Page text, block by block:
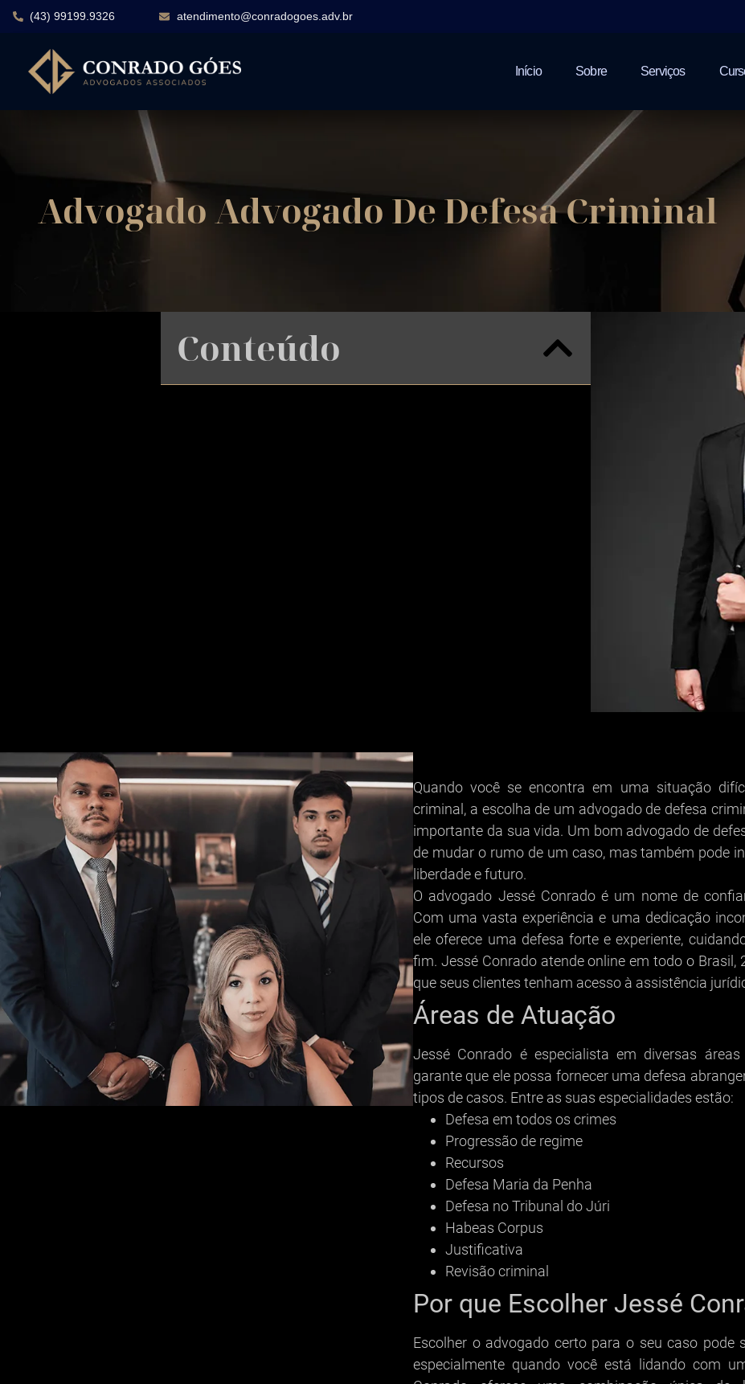
(43) 99199.9326 atendimento@conradogoes.adv.br
Início Sobre Serviços
Advogado Advogado De Defesa Criminal
Conteúdo
Quando você se encontra em uma situação
criminal, a escolha de um advogado de defesa
importante da sua vida. Um bom advogado de
de mudar o rumo de um caso, mas também pode
liberdade e futuro.
O advogado Jessé Conrado é um nome de
Com uma vasta experiência e uma dedicação
ele oferece uma defesa forte e experiente,
fim. Jessé Conrado atende online em todo o Brasil,
que seus clientes tenham acesso à assistência
Áreas de Atuação
Jessé Conrado é especialista em diversas
garante que ele possa fornecer uma defesa
tipos de casos. Entre as suas especialidades estão:
Defesa em todos os crimes
Progressão de regime
Recursos
Defesa Maria da Penha
Defesa no Tribunal do Júri
Habeas Corpus
Justificativa
Revisão criminal
Por que Escolher Jessé
Escolher o advogado certo para o seu caso pode
especialmente quando você está lidando com